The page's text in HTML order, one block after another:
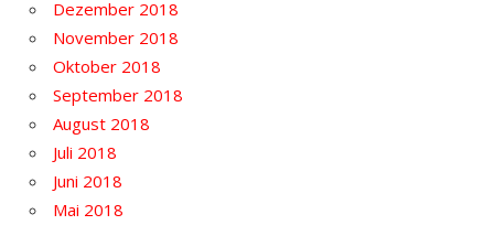
Dezember 2018
November 2018
Oktober 2018
September 2018
August 2018
Juli 2018
Juni 2018
Mai 2018